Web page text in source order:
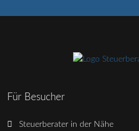
Für Besucher
Steuerberater in der Nähe